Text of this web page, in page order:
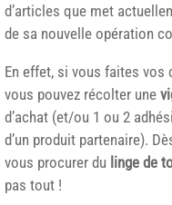
d’articles que met
de sa nouvelle opération
En effet, si vous faites vos
vous pouvez récolter une
d’achat (et/ou 1 ou 2
d’un produit partenaire).
vous procurer du linge de
pas tout !